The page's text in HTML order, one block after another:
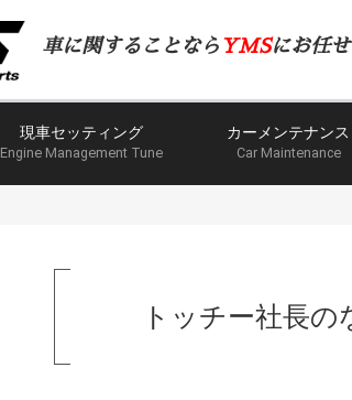
車に関することなら YMSにお任
現車セッティング
Engine Management Tune
カーメンテナンス
Car Maintenance
トッチー社長